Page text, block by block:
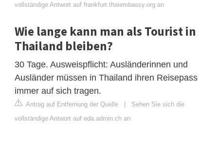
vollständige Antwort auf frankfurt.thaiembassy.org an
Wie lange kann man als Tourist in
Thailand bleiben?
30 Tage. Ausweispflicht: Ausländerinnen und
Ausländer müssen in Thailand ihren Reisepass
immer auf sich tragen.
Antrag auf Entfernung der Quelle | Sehen Sie sich die
vollständige Antwort auf eda.admin.ch an